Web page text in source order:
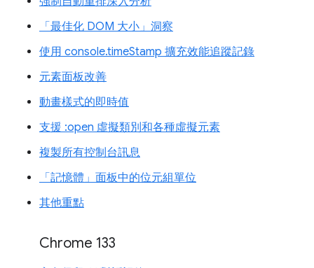
「最佳化 DOM 大小」洞察
使用 console.timeStamp 擴充效能追蹤記錄
元素面板改善
動畫樣式的即時值
支援 :open 虛擬類別和各種虛擬元素
複製所有控制台訊息
「記憶體」面板中的位元組單位
其他重點
Chrome 133